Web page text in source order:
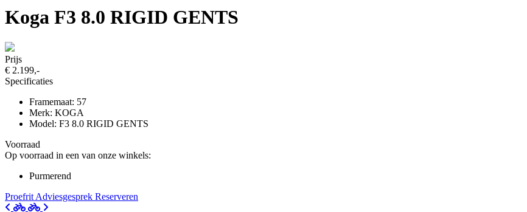
Koga F3 8.0 RIGID GENTS
Prijs
€ 2.199,-
Specificaties
Framemaat: 57
Merk: KOGA
Model: F3 8.0 RIGID GENTS
Voorraad
Op voorraad in een van onze winkels:
Purmerend
Proefrit Adviesgesprek Reserveren